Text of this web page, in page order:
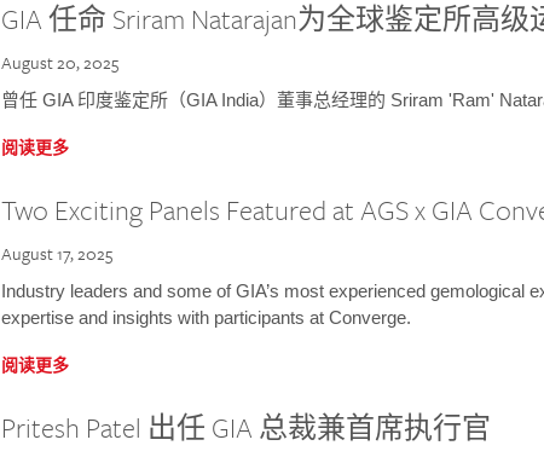
GIA 任命 Sriram Natarajan为全球鉴定所高
August 20, 2025
曾任 GIA 印度鉴定所（GIA India）董事总经理的 Sriram 'Ram'
阅读更多
Two Exciting Panels Featured at AGS x GIA
August 17, 2025
Industry leaders and some of GIA’s most experienced gemological
expertise and insights with participants at Converge.
阅读更多
Pritesh Patel 出任 GIA 总裁兼首席执行官